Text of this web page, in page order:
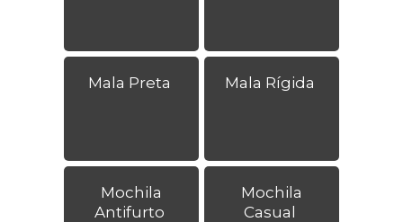
Mala Preta Mala Rígida
Mochila
Antifurto
Mochila
Casual